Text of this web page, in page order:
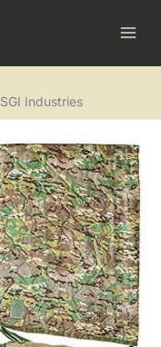
Industries